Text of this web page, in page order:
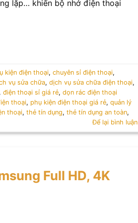
lặp… khiến bộ nhớ điện thoại
kiện điện thoại,chuyên sỉ điện thoại,
vụ sửa chữa,dịch vụ sửa chữa điện thoại,
điện thoại sỉ giá rẻ,dọn rác điện thoại
thoại, phụ kiện điện thoại giá rẻ,quản lý
thoại,thẻ tín dụng,thẻ tín dụng an toàn,
Để lại bình luận
Full HD, 4K